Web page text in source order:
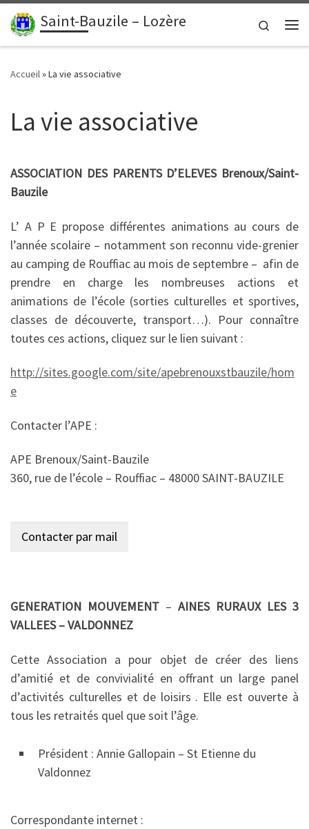
principal
Passer au contenu
Saint-Bauzile – Lozère
Search
Accueil»La vie associative
La vie associative
ASSOCIATION DES PARENTS D’ELEVES Brenoux/Saint-
Bauzile
L’ A P E propose différentes animations au cours de
l’année scolaire – notamment son reconnu vide-grenier
au camping de Rouffiac au mois de septembre – afin de
prendre en charge les nombreuses actions et
animations de l’école (sorties culturelles et sportives,
classes de découverte, transport…). Pour connaître
toutes ces actions, cliquez sur le lien suivant :
http://sites.google.com/site/apebrenouxstbauzile/hom
e
Contacter l’APE :
APE Brenoux/Saint-Bauzile
360, rue de l’école – Rouffiac – 48000 SAINT-BAUZILE
GENERATION MOUVEMENT – AINES RURAUX LES 3
VALLEES – VALDONNEZ
Cette Association a pour objet de créer des liens
d’amitié et de convivialité en offrant un large panel
d’activités culturelles et de loisirs . Elle est ouverte à
tous les retraités quel que soit l’âge.
Président : Annie Gallopain – St Etienne du
Valdonnez
Correspondante internet :